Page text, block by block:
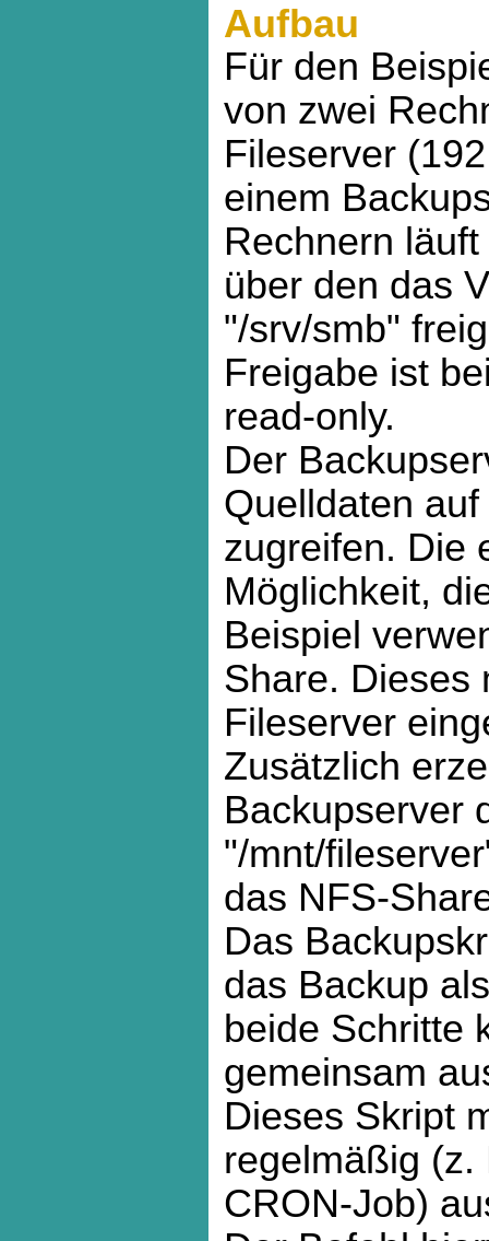
Aufbau
Für den
von zwei
Fileserver
einem
Rechnern
über den das
"/srv/smb"
Freigabe ist
read-only.
Der
Quelldaten
zugreifen. Die
Möglichkeit,
Beispiel
Share. Dieses
Fileserver
Zusätzlich
Backupserver
"/mnt/
das NFS-
Das
das Backup
beide Schritte
gemeinsam
Dieses Skript
regelmäßig (z.
CRON-Job)